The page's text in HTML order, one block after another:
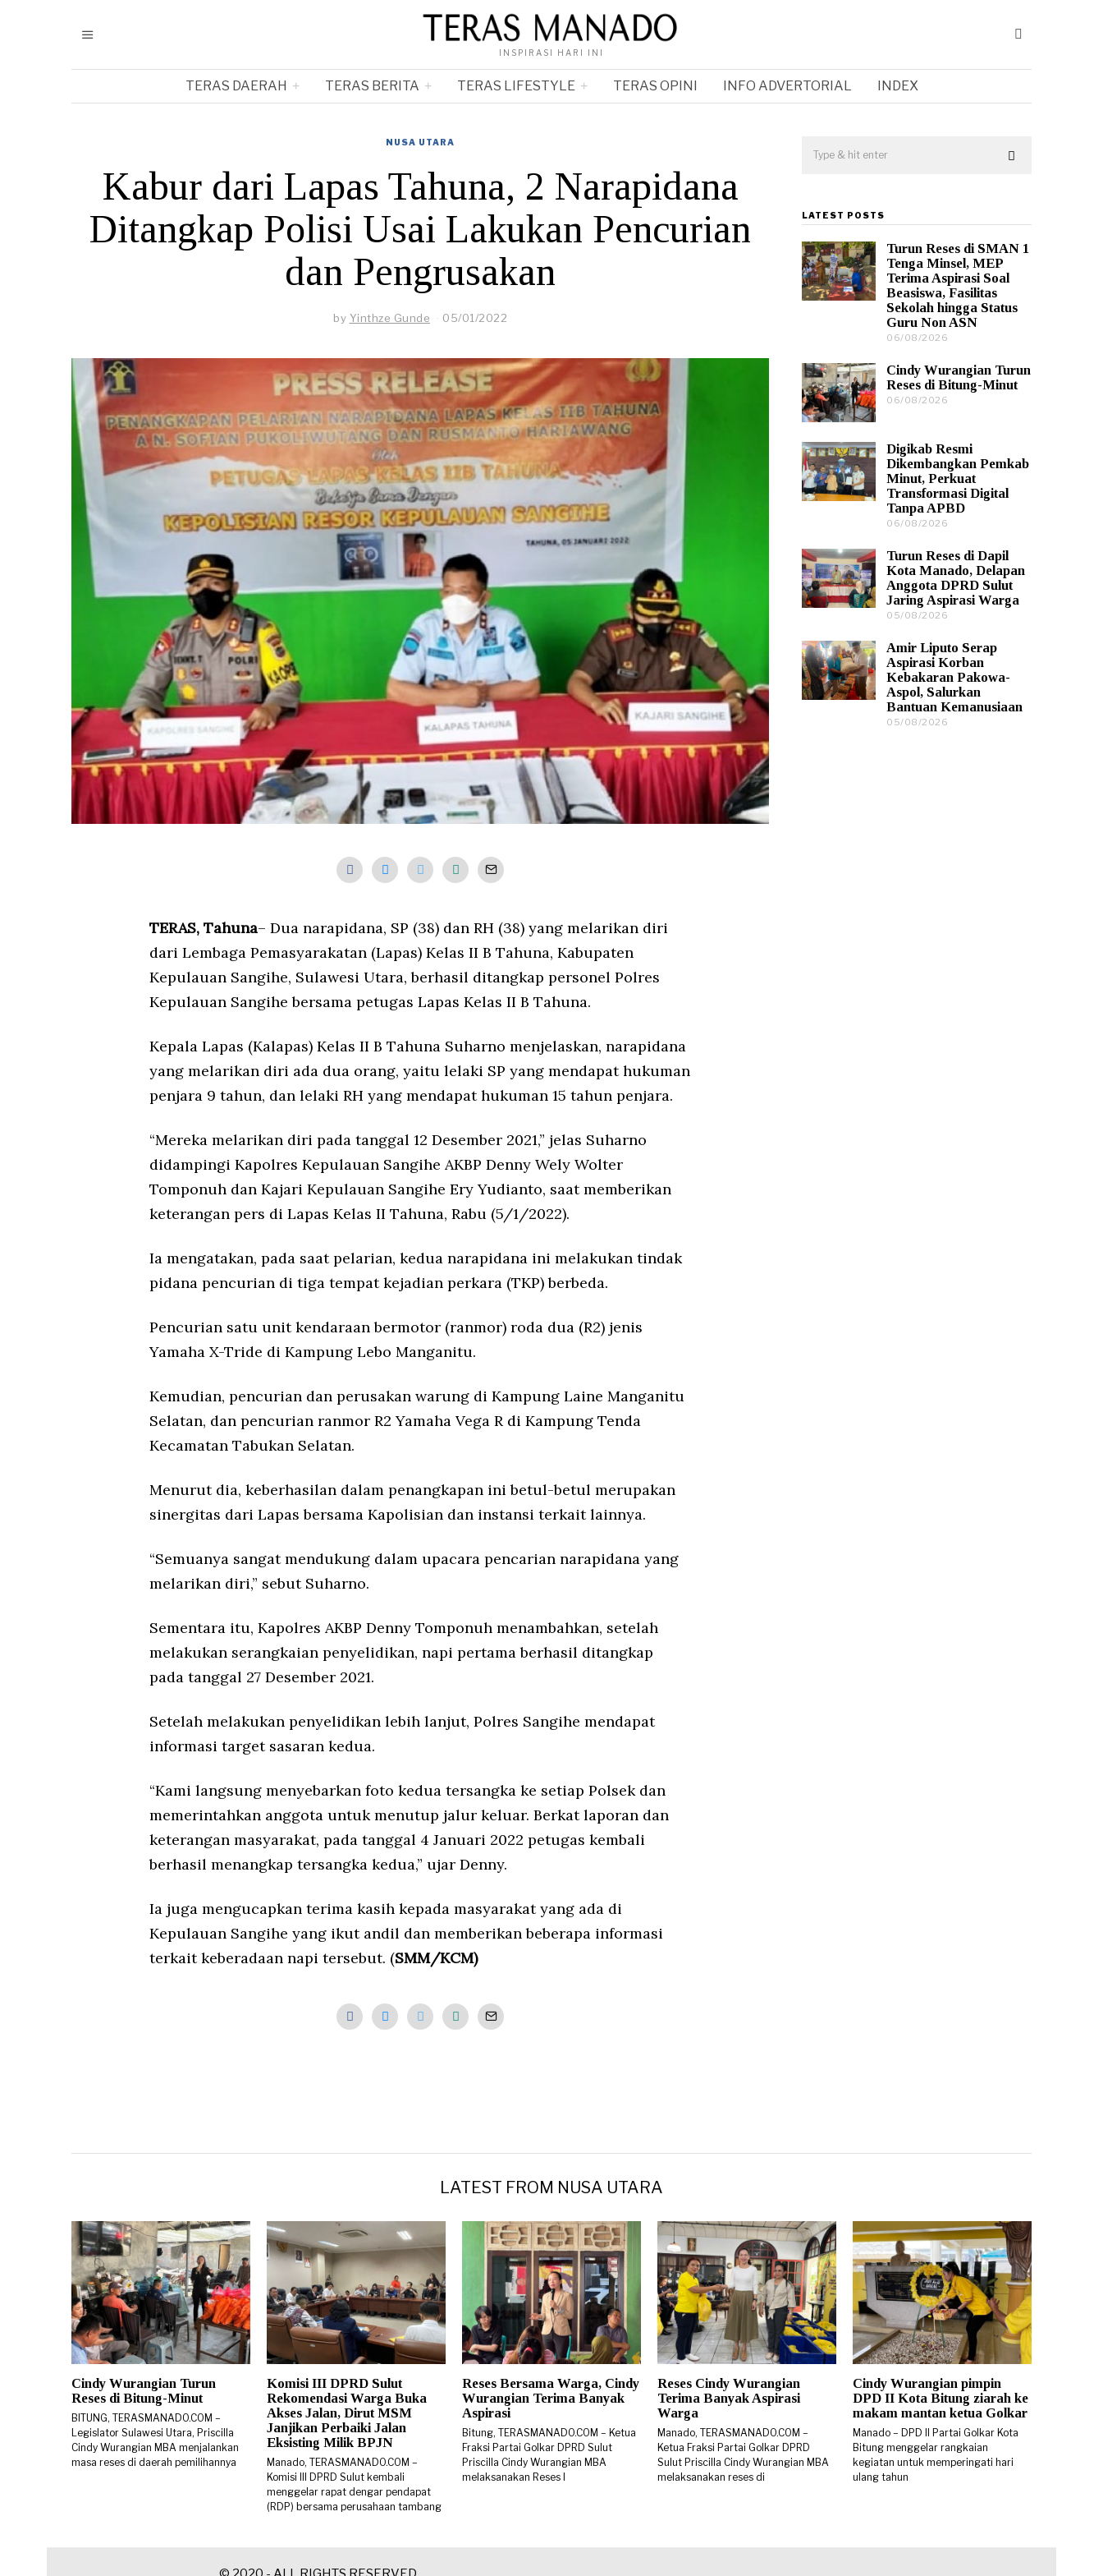
INSPIRASI HARI INI
TERAS DAERAH TERAS BERITA TERAS LIFESTYLE TERAS OPINI INFO ADVERTORIAL INDEX
NUSA UTARA
Kabur dari Lapas Tahuna, 2 Narapidana
Ditangkap Polisi Usai Lakukan Pencurian
dan Pengrusakan
by Yinthze Gunde 05/01/2022
TERAS, Tahuna– Dua narapidana, SP (38) dan RH (38) yang melarikan diri
dari Lembaga Pemasyarakatan (Lapas) Kelas II B Tahuna, Kabupaten
Kepulauan Sangihe, Sulawesi Utara, berhasil ditangkap personel Polres
Kepulauan Sangihe bersama petugas Lapas Kelas II B Tahuna.
Kepala Lapas (Kalapas) Kelas II B Tahuna Suharno menjelaskan, narapidana
yang melarikan diri ada dua orang, yaitu lelaki SP yang mendapat hukuman
penjara 9 tahun, dan lelaki RH yang mendapat hukuman 15 tahun penjara.
“Mereka melarikan diri pada tanggal 12 Desember 2021,” jelas Suharno
didampingi Kapolres Kepulauan Sangihe AKBP Denny Wely Wolter
Tomponuh dan Kajari Kepulauan Sangihe Ery Yudianto, saat memberikan
keterangan pers di Lapas Kelas II Tahuna, Rabu (5/1/2022).
Ia mengatakan, pada saat pelarian, kedua narapidana ini melakukan tindak
pidana pencurian di tiga tempat kejadian perkara (TKP) berbeda.
Pencurian satu unit kendaraan bermotor (ranmor) roda dua (R2) jenis
Yamaha X-Tride di Kampung Lebo Manganitu.
Kemudian, pencurian dan perusakan warung di Kampung Laine Manganitu
Selatan, dan pencurian ranmor R2 Yamaha Vega R di Kampung Tenda
Kecamatan Tabukan Selatan.
Menurut dia, keberhasilan dalam penangkapan ini betul-betul merupakan
sinergitas dari Lapas bersama Kapolisian dan instansi terkait lainnya.
“Semuanya sangat mendukung dalam upacara pencarian narapidana yang
melarikan diri,” sebut Suharno.
Sementara itu, Kapolres AKBP Denny Tomponuh menambahkan, setelah
melakukan serangkaian penyelidikan, napi pertama berhasil ditangkap
pada tanggal 27 Desember 2021.
Setelah melakukan penyelidikan lebih lanjut, Polres Sangihe mendapat
informasi target sasaran kedua.
“Kami langsung menyebarkan foto kedua tersangka ke setiap Polsek dan
memerintahkan anggota untuk menutup jalur keluar. Berkat laporan dan
keterangan masyarakat, pada tanggal 4 Januari 2022 petugas kembali
berhasil menangkap tersangka kedua,” ujar Denny.
Ia juga mengucapkan terima kasih kepada masyarakat yang ada di
Kepulauan Sangihe yang ikut andil dan memberikan beberapa informasi
terkait keberadaan napi tersebut. (SMM/KCM)
LATEST POSTS
Turun Reses di SMAN 1
Tenga Minsel, MEP
Terima Aspirasi Soal
Beasiswa, Fasilitas
Sekolah hingga Status
Guru Non ASN
06/08/2026
0
8
6
Cindy Wurangian Turun
Reses di Bitung-Minut
06/08/2026
8
/
2
0
2
Digikab Resmi
Dikembangkan Pemkab
Minut, Perkuat
Transformasi Digital
Tanpa APBD
06/08/2026
0
8
/
2
Turun Reses di Dapil
Kota Manado, Delapan
Anggota DPRD Sulut
Jaring Aspirasi Warga
05/08/2026
/
0
8
/
2
0
Amir Liputo Serap
Aspirasi Korban
Kebakaran Pakowa-
Aspol, Salurkan
Bantuan Kemanusiaan
05/08/2026
LATEST FROM NUSA UTARA
Cindy Wurangian Turun
Reses di Bitung-Minut
BITUNG, TERASMANADO.COM –
Legislator Sulawesi Utara, Priscilla
Cindy Wurangian MBA menjalankan
masa reses di daerah pemilihannya
Komisi III DPRD Sulut
Rekomendasi Warga Buka
Akses Jalan, Dirut MSM
Janjikan Perbaiki Jalan
Eksisting Milik BPJN
Manado, TERASMANADO.COM –
Komisi III DPRD Sulut kembali
menggelar rapat dengar pendapat
(RDP) bersama perusahaan tambang
Reses Bersama Warga, Cindy
Wurangian Terima Banyak
Aspirasi
Bitung, TERASMANADO.COM – Ketua
Fraksi Partai Golkar DPRD Sulut
Priscilla Cindy Wurangian MBA
melaksanakan Reses I
Reses Cindy Wurangian
Terima Banyak Aspirasi
Warga
Manado, TERASMANADO.COM –
Ketua Fraksi Partai Golkar DPRD
Sulut Priscilla Cindy Wurangian MBA
melaksanakan reses di
Cindy Wurangian pimpin
DPD II Kota Bitung ziarah ke
makam mantan ketua Golkar
Manado – DPD II Partai Golkar Kota
Bitung menggelar rangkaian
kegiatan untuk memperingati hari
ulang tahun